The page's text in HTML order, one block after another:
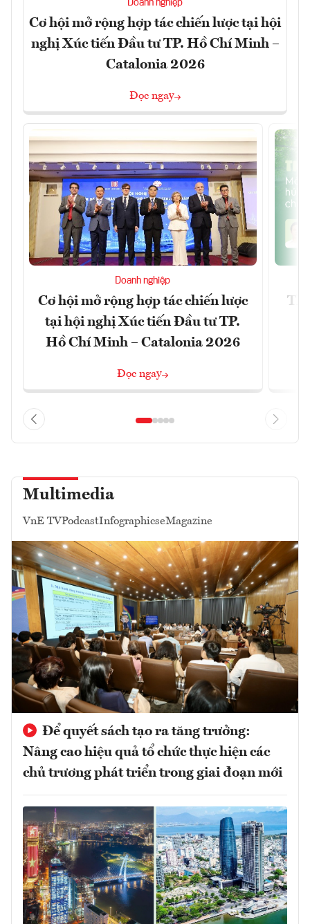
Doanh nghiệp
Cơ hội mở rộng hợp tác chiến lược tại hội
nghị Xúc tiến Đầu tư TP. Hồ Chí Minh –
Catalonia 2026
Đọc ngay
Doanh nghiệp
Cơ hội mở rộng hợp tác chiến lược
tại hội nghị Xúc tiến Đầu tư TP.
Hồ Chí Minh – Catalonia 2026
Đọc ngay
Thị
Multimedia
VnE TVPodcastInfographicseMagazine
Để quyết sách tạo ra tăng trưởng:
Nâng cao hiệu quả tổ chức thực hiện các
chủ trương phát triển trong giai đoạn mới